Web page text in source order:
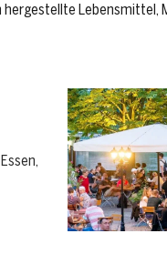
hergestellte Lebensmittel,